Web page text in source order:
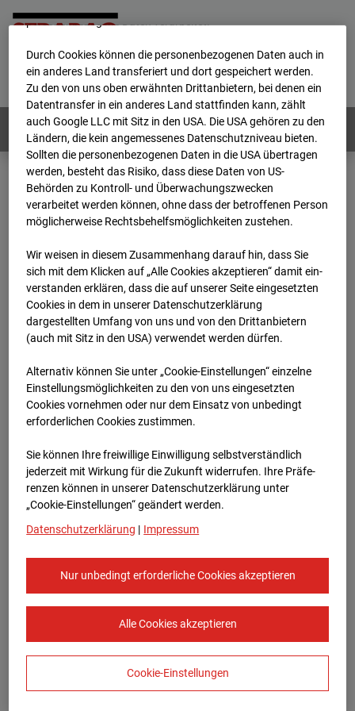
Home E-Mail Impressum
Login
Deutsch / English
Webcams: Alle Länder
Home
Deutschland
BC-120 - BV W2 Campus BT 1-3
Archiv
2026
07:05
BC-120 - BV W2
Campus BT 1-3
Stuttgart
Zur Übersicht
Europe/Berlin
personenbezogene Daten verarbeitet.
Durch Cookies können die personenbezogenen Daten auch in
ein anderes Land transferiert und dort gespeichert werden.
Zu den von uns oben erwähnten Drittanbietern, bei denen ein
Datentransfer in ein anderes Land stattfinden kann, zählt
auch Google LLC mit Sitz in den USA. Die USA gehören zu den
Ländern, die kein angemessenes Datenschutzniveau bieten.
Sollten die personenbezogenen Daten in die USA übertragen
werden, besteht das Risiko, dass diese Daten von US-
Behörden zu Kontroll- und Überwachungszwecken
verarbeitet werden können, ohne dass der betroffenen Person
möglicherweise Rechtsbehelfsmöglichkeiten zustehen.
Wir weisen in diesem Zusammenhang darauf hin, dass Sie
sich mit dem Klicken auf „Alle Cookies akzeptieren“ damit ein­
ver­standen erklären, dass die auf unserer Seite eingesetzten
Cookies in dem in unserer Datenschutzerklärung
dargestellten Umfang von uns und von den Drittanbietern
(auch mit Sitz in den USA) verwendet werden dürfen.
Alternativ können Sie unter „Cookie-Einstellungen“ einzelne
Einstellungsmöglichkeiten zu den von uns eingesetzten
Cookies vornehmen oder nur dem Einsatz von unbedingt
erforderlichen Cookies zustimmen.
Sie können Ihre freiwillige Einwilligung selbstverständlich
jederzeit mit Wirkung für die Zukunft widerrufen. Ihre Prä­fe­
renzen können in unserer Datenschutzerklärung unter
„Cookie-Einstellungen“ geändert werden.
Datenschutzerklärung | Impressum
Nur unbedingt erforderliche Cookies akzeptieren
Alle Cookies akzeptieren
Cookie-Einstellungen